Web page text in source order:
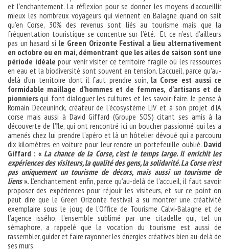
et l’enchantement. La réflexion pour se donner les moyens d’accueillir
mieux les nombreux voyageurs qui viennent en Balagne quand on sait
qu’en Corse, 30% des revenus sont liés au tourisme mais que la
fréquentation touristique se concentre sur l’été. Et ce n’est d’ailleurs
pas un hasard si le Green Orizonte Festival a lieu alternativement
en octobre ou en mai, démontrant que les ailes de saison sont une
période idéale pour venir visiter ce territoire fragile où les ressources
en eau et la biodiversité sont souvent en tension. L’accueil, parce qu’au-
delà d’un territoire dont il faut prendre soin, la Corse est aussi ce
formidable maillage d’hommes et de femmes, d’artisans et de
pionniersqui font dialoguer les cultures et les savoir-faire. Je pense à
Romain Deceuninck, créateur de l’écosystème LIV et à son projet d’IA
corse mais aussi à David Giffard (Groupe SOS) citant ses amis à la
découverte de l’île, qui ont rencontré ici un boucher passionné qui les a
amenés chez lui prendre l’apéro et là un hôtelier dévoué qui a parcouru
dix kilomètres en voiture pour leur rendre un portefeuille oublié. David
Giffard : « La chance de la Corse, c’est le temps large. Il enrichit les
expériences des visiteurs, la qualité des gens, la solidarité. La Corse n’est
pas uniquement un tourisme de décors, mais aussi un tourisme de
liens». L’enchantement enfin, parce qu’au-delà de l’accueil, il faut savoir
proposer des expériences pour réjouir les visiteurs, et sur ce point on
peut dire que le Green Orizonte festival a su montrer une créativité
exemplaire sous le joug de l’Office de Tourisme Calvi-Balagne et de
l’agence issého, l’ensemble sublimé par une citadelle qui, tel un
sémaphore, a rappelé que la vocation du tourisme est aussi de
rassembler, guider et faire rayonner les énergies créatives bien au-delà de
ses murs.